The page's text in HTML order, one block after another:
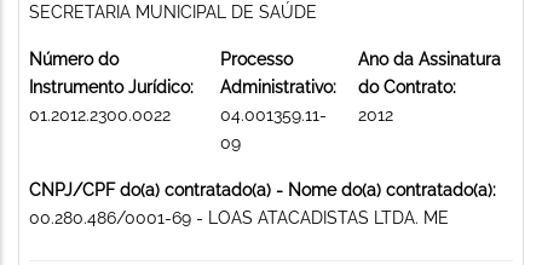
SECRETARIA MUNICIPAL DE SAÚDE
Número do
Instrumento Jurídico:
01.2012.2300.0022
Processo
Administrativo:
04.001359.11-
09
Ano da Assinatura
do Contrato:
2012
CNPJ/CPF do(a) contratado(a) - Nome do(a) contratado(a):
00.280.486/0001-69 - LOAS ATACADISTAS LTDA. ME